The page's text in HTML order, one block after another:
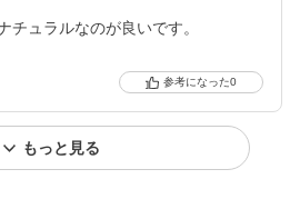
チュラルなのが良いです。
0
もっと見る